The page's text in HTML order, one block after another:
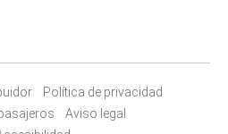
Política de privacidad
Aviso legal